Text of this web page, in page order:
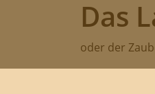
Das
oder der